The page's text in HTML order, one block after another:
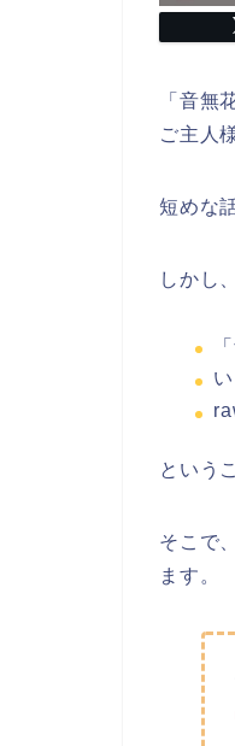
「音無
ご主人
短めな
しかし、
という
そこで
ます。